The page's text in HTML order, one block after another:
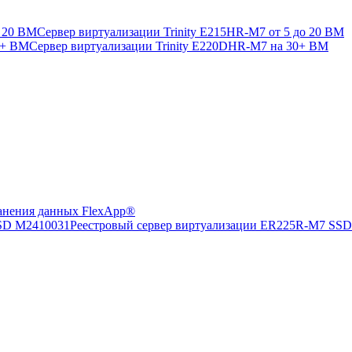
Сервер виртуализации Trinity E215HR-M7 от 5 до 20 ВМ
Сервер виртуализации Trinity E220DHR-M7 на 30+ ВМ
данных FlexApp®
Реестровый сервер виртуализации ER225R-M7